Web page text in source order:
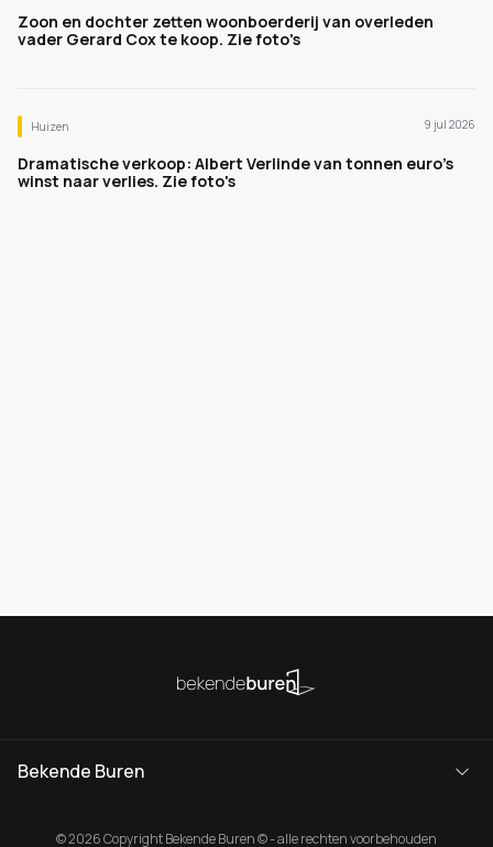
Zoon en dochter zetten woonboerderij van overleden
vader Gerard Cox te koop. Zie foto's
Huizen 9 jul 2026
Dramatische verkoop: Albert Verlinde van tonnen euro's
winst naar verlies. Zie foto's
Bekende Buren
© 2026 Copyright Bekende Buren © - alle rechten voorbehouden